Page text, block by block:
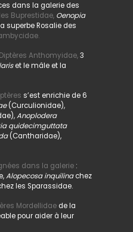
dans la galerie des
Buprestidae, Oenopia
superbe Rosalie des
Anthomyidae,3
et le mâle et la
s’est enrichie de 6
(Curculionidae),
Anoplodera
quidecimguttata
(Cantharidae),
dans la galerie:
Alopecosa inquilinachez
les Sparassidae.
Mordellidaede la
pour aider à leur